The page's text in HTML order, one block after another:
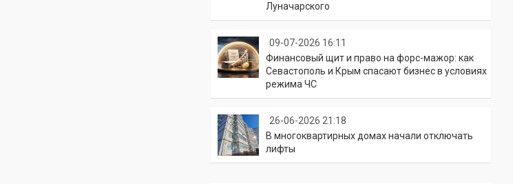
Луначарского
09-07-2026 16:11
Финансовый щит и право на форс-мажор: как
Севастополь и Крым спасают бизнес в условиях
режима ЧС
26-06-2026 21:18
В многоквартирных домах начали отключать
лифты